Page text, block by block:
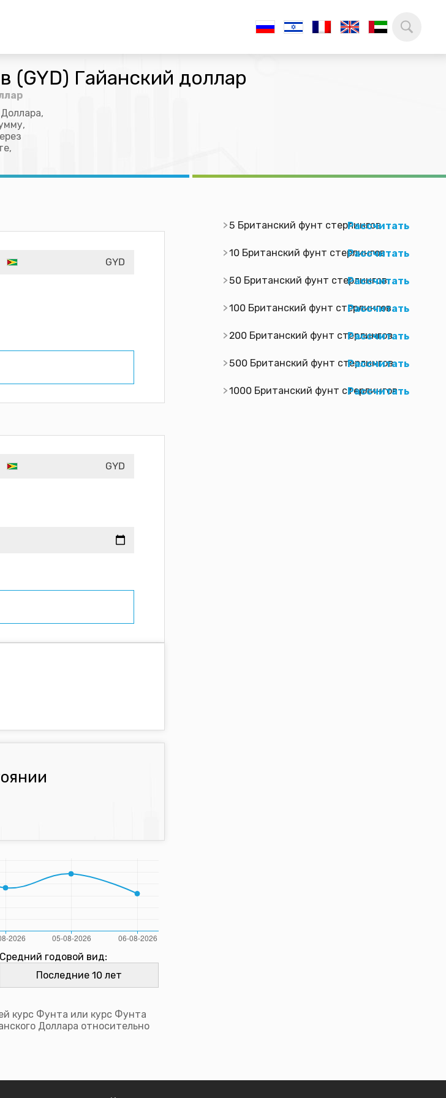
(GYD) Гайанский доллар
GYD
GYD
Средний годовой вид:
курс Фунта или курс Фунта
Доллара относительно
5 Британский фунт стерлингов
Рассчитать
10 Британский фунт стерлингов
Рассчитать
50 Британский фунт стерлингов
Рассчитать
100 Британский фунт стерлингов
Рассчитать
200 Британский фунт стерлингов
Рассчитать
500 Британский фунт стерлингов
Рассчитать
1000 Британский фунт стерлингов
Рассчитать